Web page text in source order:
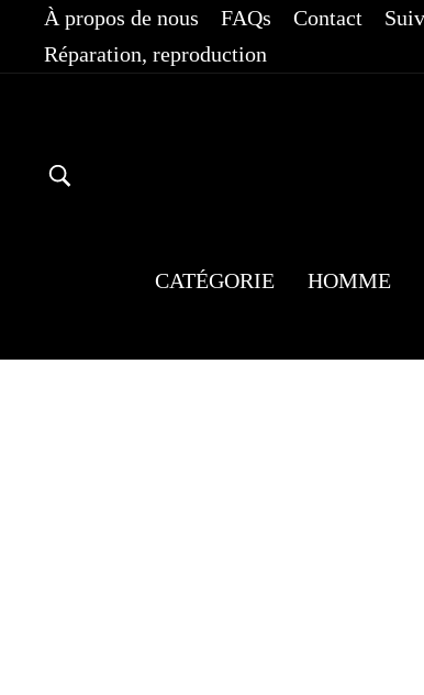
Passer
contenu
À propos de nous FAQs Contact
Réparation, reproduction
CATÉGORIE HOMME